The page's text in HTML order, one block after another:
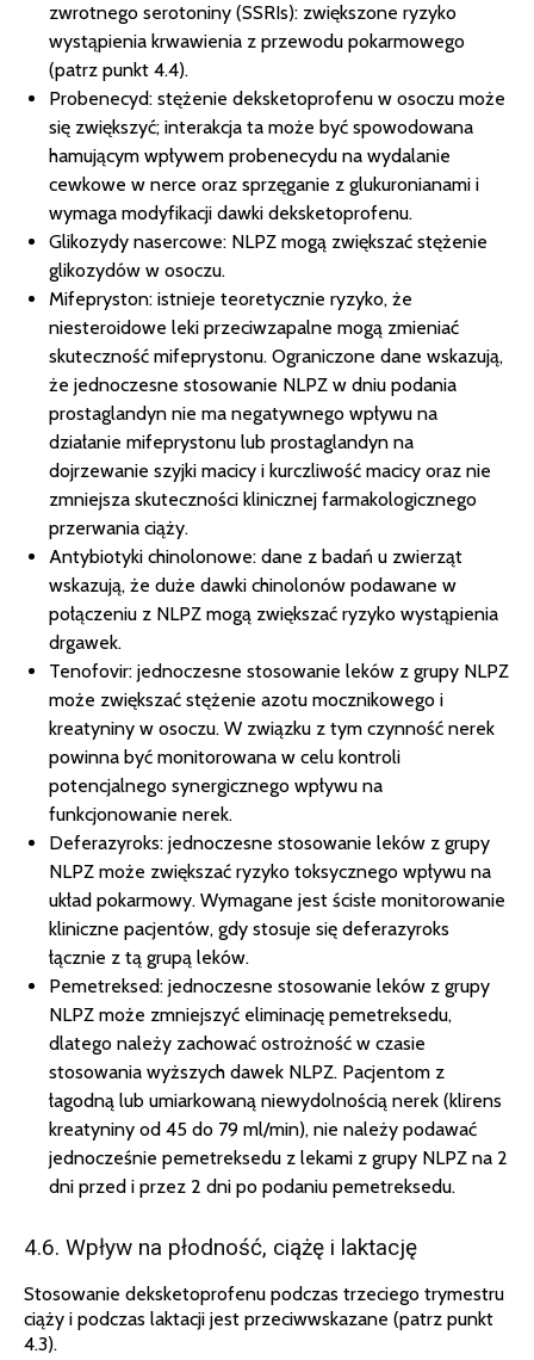
zwrotnego serotoniny (SSRIs): zwiększone ryzyko
wystąpienia krwawienia z przewodu pokarmowego
(patrz punkt 4.4).
Probenecyd: stężenie deksketoprofenu w osoczu może
się zwiększyć; interakcja ta może być spowodowana
hamującym wpływem probenecydu na wydalanie
cewkowe w nerce oraz sprzęganie z glukuronianami i
wymaga modyfikacji dawki deksketoprofenu.
Glikozydy nasercowe: NLPZ mogą zwiększać stężenie
glikozydów w osoczu.
Mifepryston: istnieje teoretycznie ryzyko, że
niesteroidowe leki przeciwzapalne mogą zmieniać
skuteczność mifeprystonu. Ograniczone dane wskazują,
że jednoczesne stosowanie NLPZ w dniu podania
prostaglandyn nie ma negatywnego wpływu na
działanie mifeprystonu lub prostaglandyn na
dojrzewanie szyjki macicy i kurczliwość macicy oraz nie
zmniejsza skuteczności klinicznej farmakologicznego
przerwania ciąży.
Antybiotyki chinolonowe: dane z badań u zwierząt
wskazują, że duże dawki chinolonów podawane w
połączeniu z NLPZ mogą zwiększać ryzyko wystąpienia
drgawek.
Tenofovir: jednoczesne stosowanie leków z grupy NLPZ
może zwiększać stężenie azotu mocznikowego i
kreatyniny w osoczu. W związku z tym czynność nerek
powinna być monitorowana w celu kontroli
potencjalnego synergicznego wpływu na
funkcjonowanie nerek.
Deferazyroks: jednoczesne stosowanie leków z grupy
NLPZ może zwiększać ryzyko toksycznego wpływu na
układ pokarmowy. Wymagane jest ścisłe monitorowanie
kliniczne pacjentów, gdy stosuje się deferazyroks
łącznie z tą grupą leków.
Pemetreksed: jednoczesne stosowanie leków z grupy
NLPZ może zmniejszyć eliminację pemetreksedu,
dlatego należy zachować ostrożność w czasie
stosowania wyższych dawek NLPZ. Pacjentom z
łagodną lub umiarkowaną niewydolnością nerek (klirens
kreatyniny od 45 do 79 ml/min), nie należy podawać
jednocześnie pemetreksedu z lekami z grupy NLPZ na 2
dni przed i przez 2 dni po podaniu pemetreksedu.
4.6. Wpływ na płodność, ciążę i laktację
Stosowanie deksketoprofenu podczas trzeciego trymestru
ciąży i podczas laktacji jest przeciwwskazane (patrz punkt
4.3).